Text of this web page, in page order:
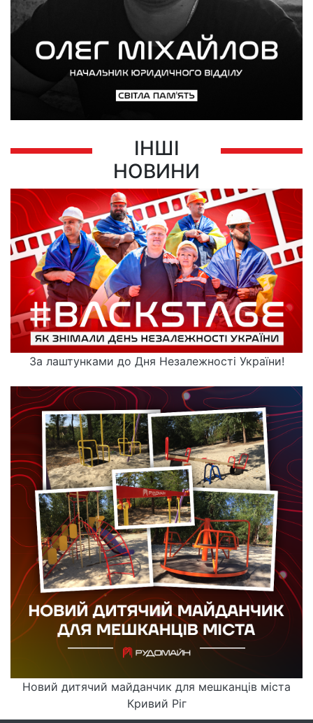
ІНШІ
НОВИНИ
За лаштунками до Дня Незалежності України!
Новий дитячий майданчик для мешканців міста
Кривий Ріг